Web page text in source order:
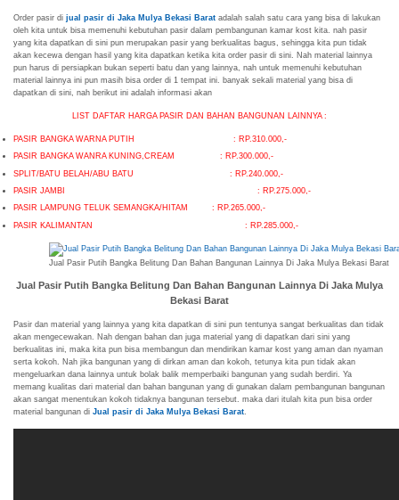
Order pasir di jual pasir di Jaka Mulya Bekasi Barat adalah salah satu cara yang bisa di lakukan
oleh kita untuk bisa memenuhi kebutuhan pasir dalam pembangunan kamar kost kita. nah pasir
yang kita dapatkan di sini pun merupakan pasir yang berkualitas bagus, sehingga kita pun tidak
akan kecewa dengan hasil yang kita dapatkan ketika kita order pasir di sini. Nah material lainnya
pun harus di persiapkan bukan seperti batu dan yang lainnya, nah untuk memenuhi kebutuhan
material lainnya ini pun masih bisa order di 1 tempat ini. banyak sekali material yang bisa di
dapatkan di sini, nah berikut ini adalah informasi akan
LIST DAFTAR HARGA PASIR DAN BAHAN BANGUNAN LAINNYA :
PASIR BANGKA WARNA PUTIH : RP.310.000,-
PASIR BANGKA WANRA KUNING,CREAM : RP.300.000,-
SPLIT/BATU BELAH/ABU BATU : RP.240.000,-
PASIR JAMBI : RP.275.000,-
PASIR LAMPUNG TELUK SEMANGKA/HITAM : RP.265.000,-
PASIR KALIMANTAN : RP.285.000,-
Jual Pasir Putih Bangka Belitung Dan Bahan Bangunan Lainnya Di Jaka Mulya Bekasi Barat
Jual Pasir Putih Bangka Belitung Dan Bahan Bangunan Lainnya Di Jaka Mulya
Bekasi Barat
Pasir dan material yang lainnya yang kita dapatkan di sini pun tentunya sangat berkualitas dan tidak
akan mengecewakan. Nah dengan bahan dan juga material yang di dapatkan dari sini yang
berkualitas ini, maka kita pun bisa membangun dan mendirikan kamar kost yang aman dan nyaman
serta kokoh. Nah jika bangunan yang di dirkan aman dan kokoh, tetunya kita pun tidak akan
mengeluarkan dana lainnya untuk bolak balik memperbaiki bangunan yang sudah berdiri. Ya
memang kualitas dari material dan bahan bangunan yang di gunakan dalam pembangunan bangunan
akan sangat menentukan kokoh tidaknya bangunan tersebut. maka dari itulah kita pun bisa order
material bangunan di Jual pasir di Jaka Mulya Bekasi Barat.